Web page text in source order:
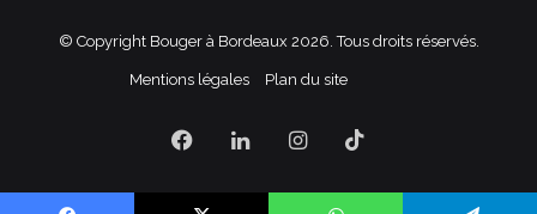
© Copyright Bouger à Bordeaux 2026. Tous droits réservés.
Mentions légales Plan du site
Facebook
LinkedinInstagram